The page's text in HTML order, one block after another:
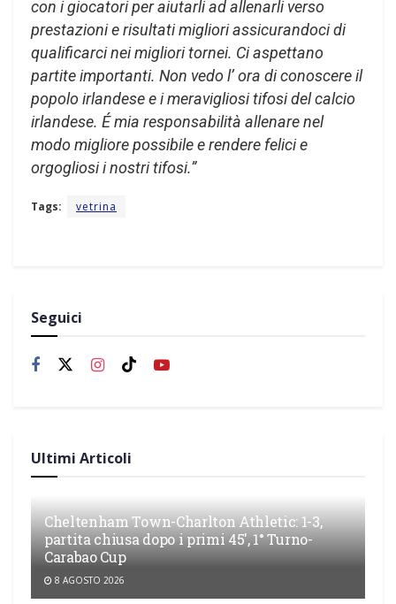
con i giocatori per aiutarli ad allenarli verso
prestazioni e risultati migliori assicurandoci di
qualificarci nei migliori tornei. Ci aspettano
partite importanti. Non vedo l’ ora di conoscere il
popolo irlandese e i meravigliosi tifosi del calcio
irlandese. É mia responsabilità allenare nel
modo migliore possibile e rendere felici e
orgogliosi i nostri tifosi.”
Tags: vetrina
Seguici
Ultimi Articoli
Cheltenham Town-Charlton Athletic: 1-3,
partita chiusa dopo i primi 45′, 1° Turno-
Carabao Cup
8 AGOSTO 2026